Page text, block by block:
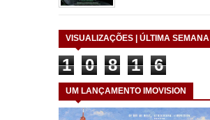
VISUALIZAÇÕES | ÚLTIMA SEMANA
1 0 8 1 6
UM LANÇAMENTO IMOVISION